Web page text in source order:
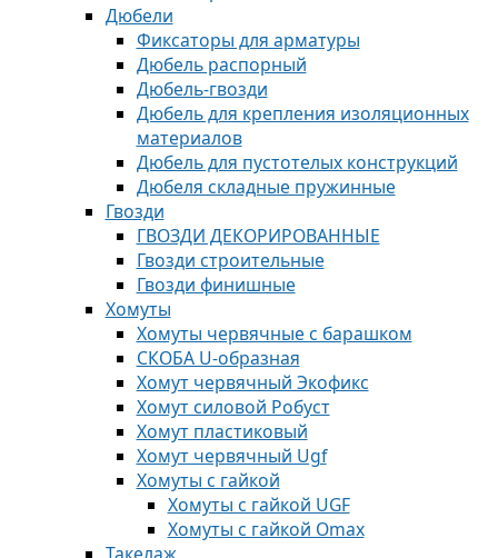
Дюбели
Фиксаторы для арматуры
Дюбель распорный
Дюбель-гвозди
Дюбель для крепления изоляционных
материалов
Дюбель для пустотелых конструкций
Дюбеля складные пружинные
Гвозди
ГВОЗДИ ДЕКОРИРОВАННЫЕ
Гвозди строительные
Гвозди финишные
Хомуты
Хомуты червячные с барашком
СКОБА U-образная
Хомут червячный Экофикс
Хомут силовой Робуст
Хомут пластиковый
Хомут червячный Ugf
Хомуты с гайкой
Хомуты с гайкой UGF
Хомуты с гайкой Omax